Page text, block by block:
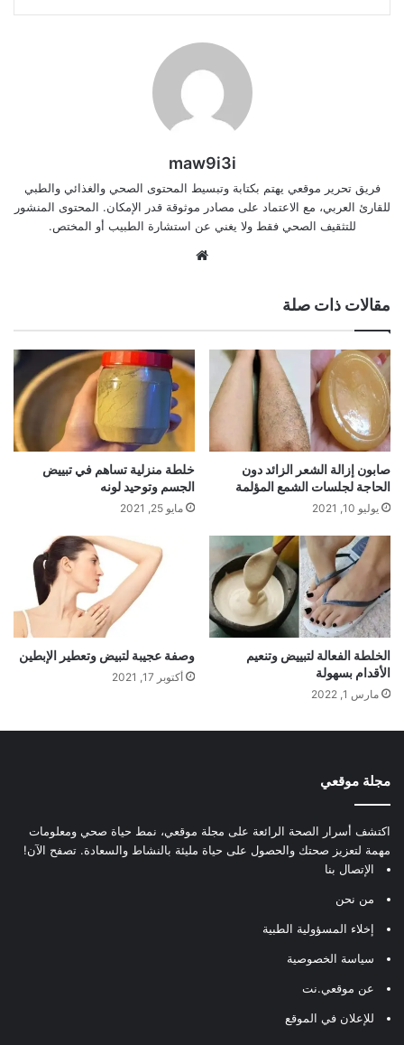
maw9i3i
فريق تحرير موقعي يهتم بكتابة وتبسيط المحتوى الصحي والغذائي والطبي
للقارئ العربي، مع الاعتماد على مصادر موثوقة قدر الإمكان. المحتوى المنشور
للتثقيف الصحي فقط ولا يغني عن استشارة الطبيب أو المختص.
مقالات ذات صلة
صابون إزالة الشعر الزائد دون
الحاجة لجلسات الشمع المؤلمة
يوليو 10, 2021
خلطة منزلية تساهم في تبييض
الجسم وتوحيد لونه
مايو 25, 2021
الخلطة الفعالة لتبييض وتنعيم
الأقدام بسهولة
مارس 1, 2022
وصفة عجيبة لتبيض وتعطير الإبطين
أكتوبر 17, 2021
مجلة موقعي
اكتشف أسرار الصحة الرائعة على مجلة موقعي، نمط حياة صحي ومعلومات
مهمة لتعزيز صحتك والحصول على حياة مليئة بالنشاط والسعادة. تصفح الآن!
الإتصال بنا
من نحن
إخلاء المسؤولية الطبية
سياسة الخصوصية
عن موقعي.نت
للإعلان في الموقع